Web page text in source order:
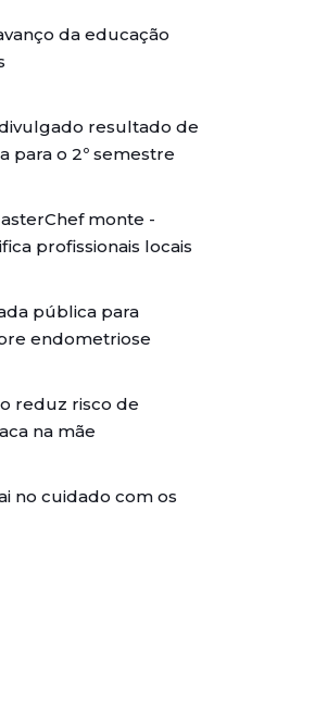
da educação
resultado de
para o 2º semestre
monte -
profissionais locais
pública para
endometriose
reduz risco de
na mãe
no cuidado com os